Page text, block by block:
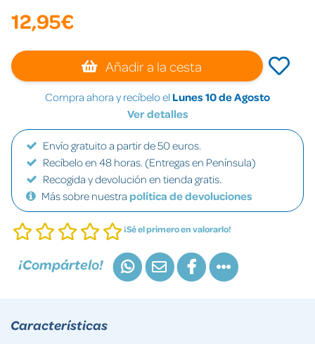
12,95€
Añadir a la cesta
Compra ahora y recíbelo el Lunes 10 de Agosto
Ver detalles
Envío gratuito a partir de 50 euros.
Recíbelo en 48 horas. (Entregas en Península)
Recogida y devolución en tienda gratis.
Más sobre nuestra política de devoluciones
¡Sé el primero en valorarlo!
¡Compártelo!
Características